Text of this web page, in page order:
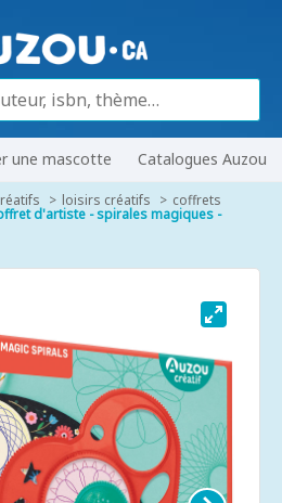
une mascotte Catalogues Auzou
loisirs créatifs coffrets
d'artiste - spirales magiques -